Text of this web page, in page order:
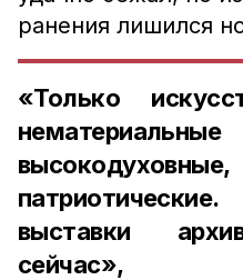
ранения лишился
«Только
выставки
сейчас»,